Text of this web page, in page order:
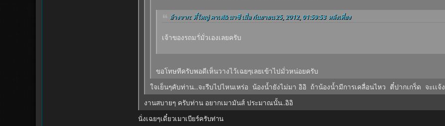
อ้างจาก: ตี๋ใหญ่ คาเฟ่&นาซี เมื่อ กันยายน 25, 2012, 01:59:53 หลังเที่ยง
เจ้าของรถมาั่มั่วเองเลยครับ
ขอโทษทีครับพอดีเห็นวางไว้เฉยๆเลยเข้าไปมั่วหน่อยครับ
ใจเย็นๆคับท่าน...จะรีบไปไหนเหร่อ น้องน้ำยังไม่มา อิอิ ถ้าน้องน้ำมีการเคลื่อนไหว ตี๋ปากเกร็ด จะเเจ้
งานสบายๆ ครับท่าน อยากเมามันส์ ประมาณนั้น..อิอิ
นั่งเฉยๆเดี๋ยวเมาเบียร์ครับท่าน